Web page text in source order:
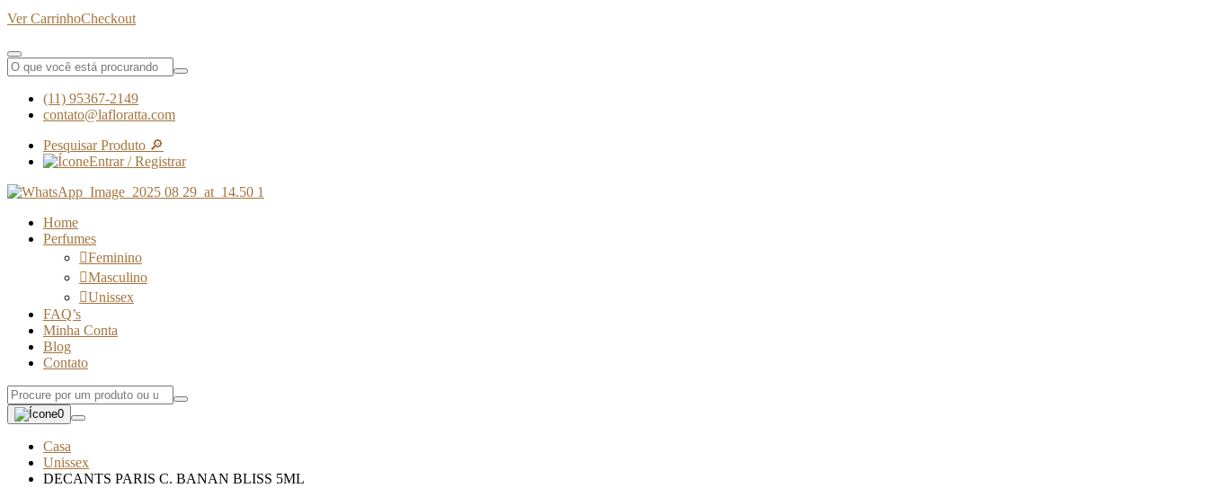
Ver CarrinhoCheckout
(11) 95367-2149
contato@lafloratta.com
Pesquisar Produto 🔎
Entrar / Registrar
Home
Perfumes
Feminino
Masculino
Unissex
FAQ’s
Minha Conta
Blog
Contato
0
Casa
Unissex
DECANTS PARIS C. BANAN BLISS 5ML